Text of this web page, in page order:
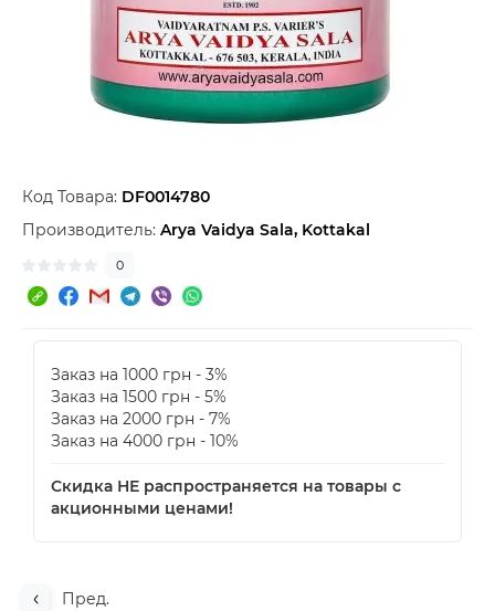
Код Товара: DF0014780
Производитель: Arya Vaidya Sala, Kottakal
0
Заказ на 1000 грн - 3%
Заказ на 1500 грн - 5%
Заказ на 2000 грн - 7%
Заказ на 4000 грн - 10%
Скидка НЕ распространяется на товары с
акционными ценами!
Пред.